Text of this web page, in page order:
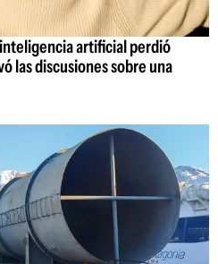
artificial perdió
las discusiones sobre una